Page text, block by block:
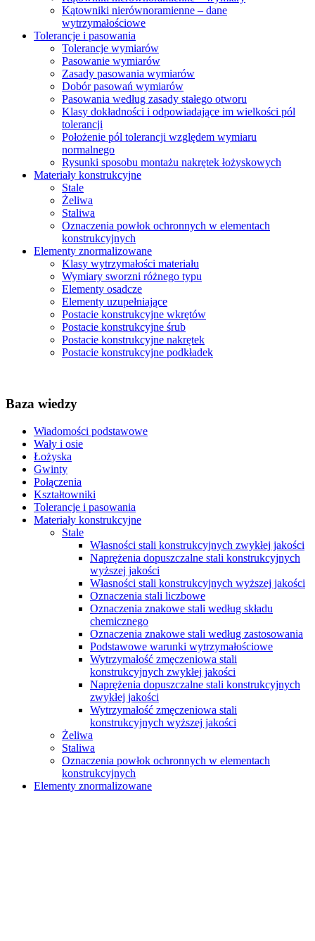
Kątowniki nierównoramienne – dane
wytrzymałościowe
Tolerancje i pasowania
Tolerancje wymiarów
Pasowanie wymiarów
Zasady pasowania wymiarów
Dobór pasowań wymiarów
Pasowania według zasady stałego otworu
Klasy dokładności i odpowiadające im wielkości pól
tolerancji
Położenie pól tolerancji względem wymiaru
normalnego
Rysunki sposobu montażu nakrętek łożyskowych
Materiały konstrukcyjne
Stale
Żeliwa
Staliwa
Oznaczenia powłok ochronnych w elementach
konstrukcyjnych
Elementy znormalizowane
Klasy wytrzymałości materiału
Wymiary sworzni różnego typu
Elementy osadcze
Elementy uzupełniające
Postacie konstrukcyjne wkrętów
Postacie konstrukcyjne śrub
Postacie konstrukcyjne nakrętek
Postacie konstrukcyjne podkładek
Baza wiedzy
Wiadomości podstawowe
Wały i osie
Łożyska
Gwinty
Połączenia
Kształtowniki
Tolerancje i pasowania
Materiały konstrukcyjne
Stale
Własności stali konstrukcyjnych zwykłej jakości
Naprężenia dopuszczalne stali konstrukcyjnych
wyższej jakości
Własności stali konstrukcyjnych wyższej jakości
Oznaczenia stali liczbowe
Oznaczenia znakowe stali według składu
chemicznego
Oznaczenia znakowe stali według zastosowania
Podstawowe warunki wytrzymałościowe
Wytrzymałość zmęczeniowa stali
konstrukcyjnych zwykłej jakości
Naprężenia dopuszczalne stali konstrukcyjnych
zwykłej jakości
Wytrzymałość zmęczeniowa stali
konstrukcyjnych wyższej jakości
Żeliwa
Staliwa
Oznaczenia powłok ochronnych w elementach
konstrukcyjnych
Elementy znormalizowane